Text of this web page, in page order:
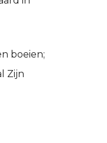
boeien;
Zijn